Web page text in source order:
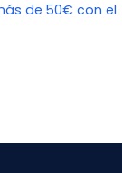
de 50€ con el